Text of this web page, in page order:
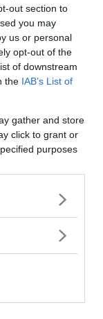
out section to
you may
us or personal
opt-out of the
of downstream
the IAB’s List of
gather and store
click to grant or
purposes